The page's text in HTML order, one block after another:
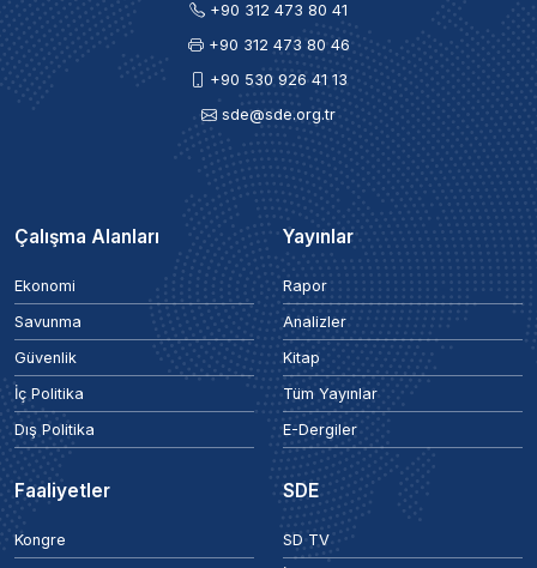
+90 312 473 80 41
+90 312 473 80 46
+90 530 926 41 13
sde@sde.org.tr
Çalışma Alanları
Ekonomi
Savunma
Güvenlik
İç Politika
Dış Politika
Yayınlar
Rapor
Analizler
Kitap
Tüm Yayınlar
E-Dergiler
Faaliyetler
Kongre
SDE
SD TV